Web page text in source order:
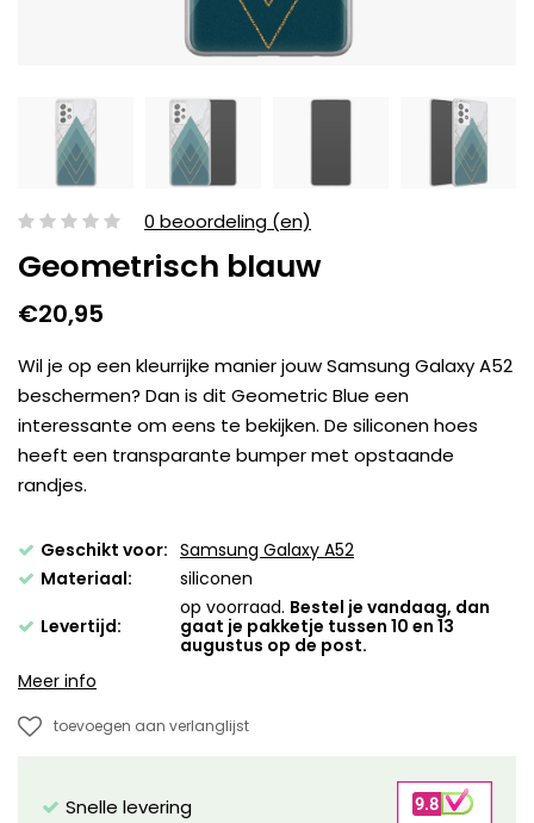
0 beoordeling (en)
Geometrisch blauw
€20,95
Wil je op een kleurrijke manier jouw Samsung Galaxy A52
beschermen? Dan is dit Geometric Blue een
interessante om eens te bekijken. De siliconen hoes
heeft een transparante bumper met opstaande
randjes.
Geschikt voor: Samsung Galaxy A52
Materiaal:
siliconen
Levertijd:
op voorraad. Bestel je vandaag, dan
gaat je pakketje tussen 10 en 13
augustus op de post.
Meer info
toevoegen aan verlanglijst
Snelle levering